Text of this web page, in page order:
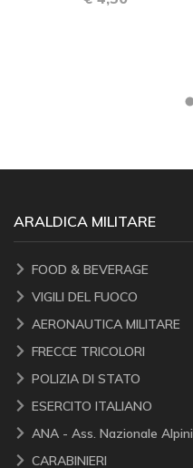
ARALDICA MILITARE
FOOD & BEVERAGE
VIGILI DEL FUOCO
AERONAUTICA MILITARE
FRECCE TRICOLORI
POLIZIA DI STATO
ESERCITO ITALIANO
ANA - Ass. Nazionale Alpini
CARABINIERI